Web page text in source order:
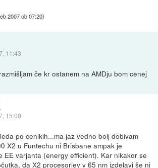
2007 ob 07:20)
11:43
če kr ostanem na AMDju bom cenej
15:00
po cenikih...ma jaz vedno bolj dobivam
X2 u Funtechu ni Brisbane ampak je
EE varjanta (energy efficient). Kar nikakor se
da X2 procesorjev v 65 nm izdelavi še ni